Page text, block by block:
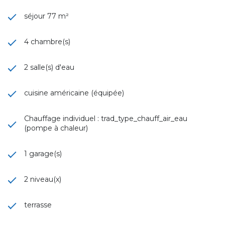
séjour 77 m²
4 chambre(s)
2 salle(s) d'eau
cuisine américaine (équipée)
Chauffage individuel : trad_type_chauff_air_eau
(pompe à chaleur)
1 garage(s)
2 niveau(x)
terrasse